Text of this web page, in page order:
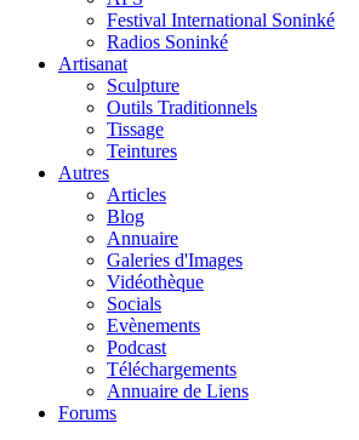
Festival International Soninké
Radios Soninké
Artisanat
Sculpture
Outils Traditionnels
Tissage
Teintures
Autres
Articles
Blog
Annuaire
Galeries d'Images
Vidéothèque
Socials
Evènements
Podcast
Téléchargements
Annuaire de Liens
Forums